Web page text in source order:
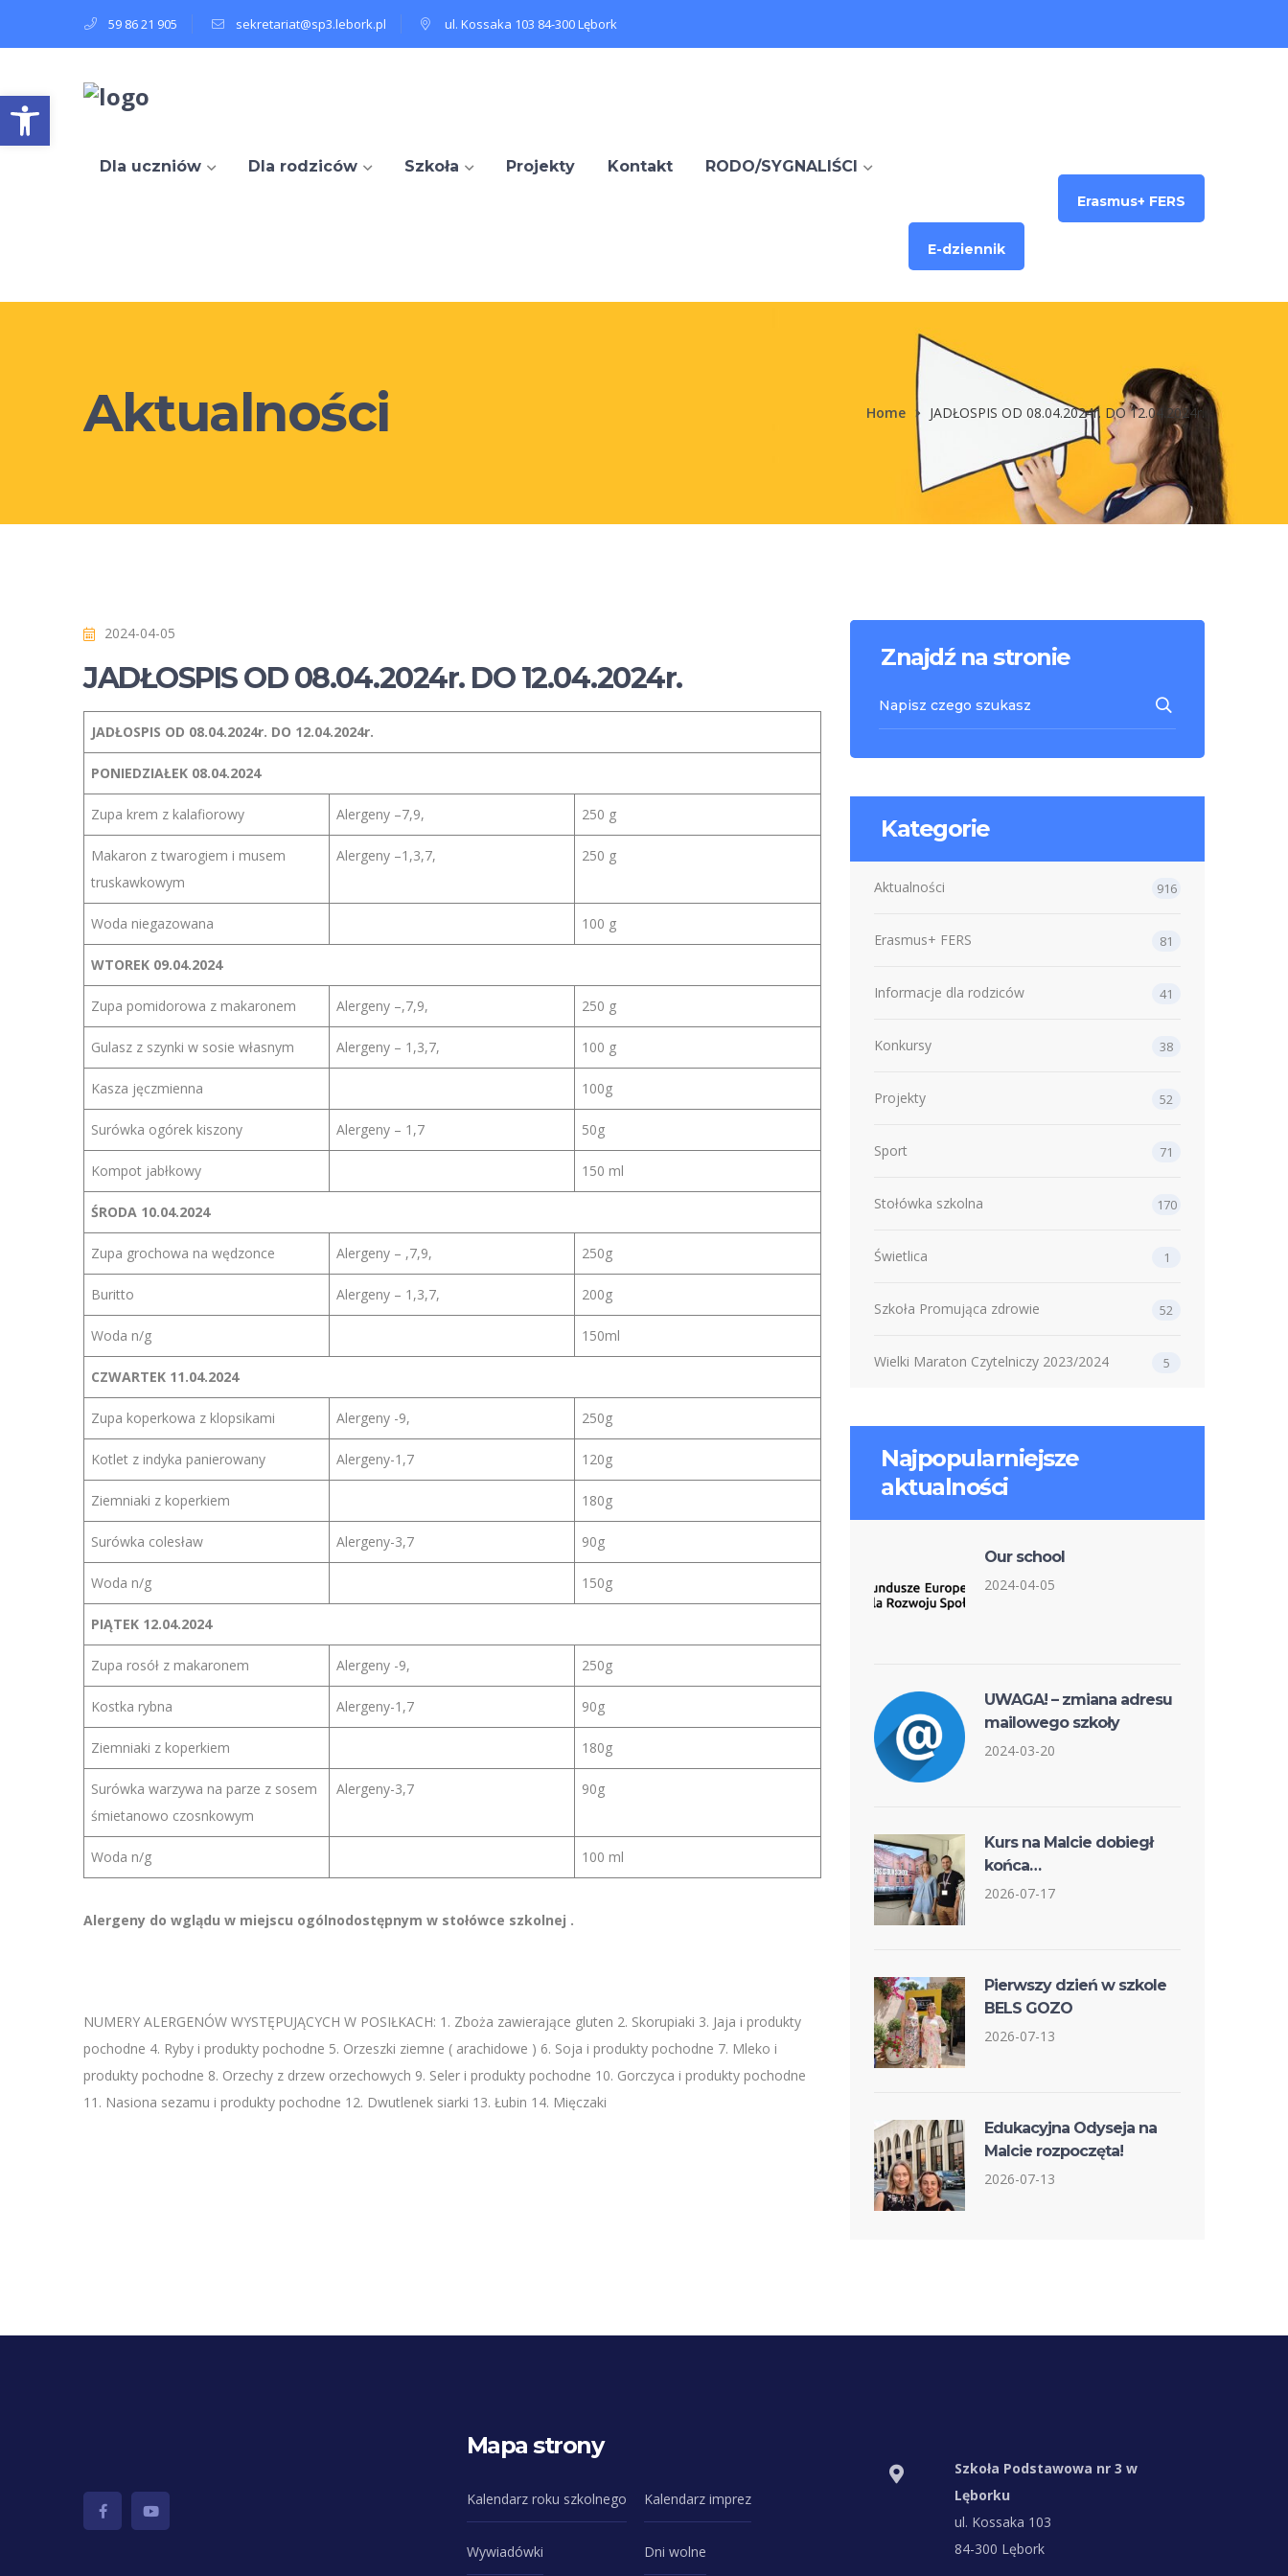
Open toolbar
59 86 21 905 sekretariat@sp3.lebork.pl ul. Kossaka 103 84-300 Lębork
Dla uczniów Dla rodziców Szkoła Projekty
Erasmus+ FERS
Kontakt RODO/SYGNALIŚCI
E-dziennik
Aktualności Home JADŁOSPIS OD 08.04.2024r. DO 12.04.2024r.
2024-04-05
JADŁOSPIS OD 08.04.2024r. DO 12.04.2024r.
JADŁOSPIS OD 08.04.2024r. DO 12.04.2024r.
PONIEDZIAŁEK 08.04.2024
Zupa krem z kalafiorowy Alergeny –7,9, 250 g
Makaron z twarogiem i musem
truskawkowym
Alergeny –1,3,7, 250 g
Woda niegazowana 100 g
WTOREK 09.04.2024
Zupa pomidorowa z makaronem Alergeny –,7,9, 250 g
Gulasz z szynki w sosie własnym Alergeny – 1,3,7, 100 g
Kasza jęczmienna 100g
Surówka ogórek kiszony Alergeny – 1,7 50g
Kompot jabłkowy 150 ml
ŚRODA 10.04.2024
Zupa grochowa na wędzonce Alergeny – ,7,9, 250g
Buritto Alergeny – 1,3,7, 200g
Woda n/g 150ml
CZWARTEK 11.04.2024
Zupa koperkowa z klopsikami Alergeny -9, 250g
Kotlet z indyka panierowany Alergeny-1,7 120g
Ziemniaki z koperkiem 180g
Surówka colesław Alergeny-3,7 90g
Woda n/g 150g
PIĄTEK 12.04.2024
Zupa rosół z makaronem Alergeny -9, 250g
Kostka rybna Alergeny-1,7 90g
Ziemniaki z koperkiem 180g
Surówka warzywa na parze z sosem
śmietanowo czosnkowym
Alergeny-3,7 90g
Woda n/g 100 ml
Alergeny do wglądu w miejscu ogólnodostępnym w stołówce szkolnej .
NUMERY ALERGENÓW WYSTĘPUJĄCYCH W POSIŁKACH: 1. Zboża zawierające gluten 2. Skorupiaki 3. Jaja i produkty
pochodne 4. Ryby i produkty pochodne 5. Orzeszki ziemne ( arachidowe ) 6. Soja i produkty pochodne 7. Mleko i
produkty pochodne 8. Orzechy z drzew orzechowych 9. Seler i produkty pochodne 10. Gorczyca i produkty pochodne
11. Nasiona sezamu i produkty pochodne 12. Dwutlenek siarki 13. Łubin 14. Mięczaki
Znajdź na stronie
Kategorie
Aktualności 916
Erasmus+ FERS 81
Informacje dla rodziców 41
Konkursy 38
Projekty 52
Sport 71
Stołówka szkolna 170
Świetlica 1
Szkoła Promująca zdrowie 52
Wielki Maraton Czytelniczy 2023/2024 5
Najpopularniejsze
aktualności
Our school
2024-04-05
UWAGA! – zmiana adresu
mailowego szkoły
2024-03-20
Kurs na Malcie dobiegł
końca…
2026-07-17
Pierwszy dzień w szkole
BELS GOZO
2026-07-13
Edukacyjna Odyseja na
Malcie rozpoczęta!
2026-07-13
Mapa strony
Kalendarz roku szkolnego Kalendarz imprez
Wywiadówki Dni wolne
Szkoła Podstawowa nr 3 w
Lęborku
ul. Kossaka 103
84-300 Lębork